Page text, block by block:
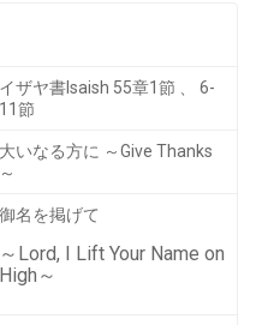
イザヤ書Isaish 55章1節 、 6-
11節
大いなる方に ～Give Thanks
～
御名を掲げて
～Lord, I Lift Your Name on
High～